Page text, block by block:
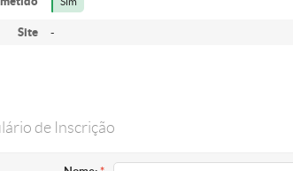
Site -
de Inscrição